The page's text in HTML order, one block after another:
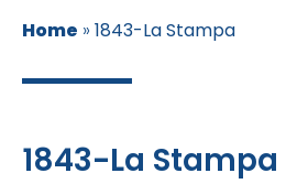
Home » 1843-La Stampa
1843-La Stampa